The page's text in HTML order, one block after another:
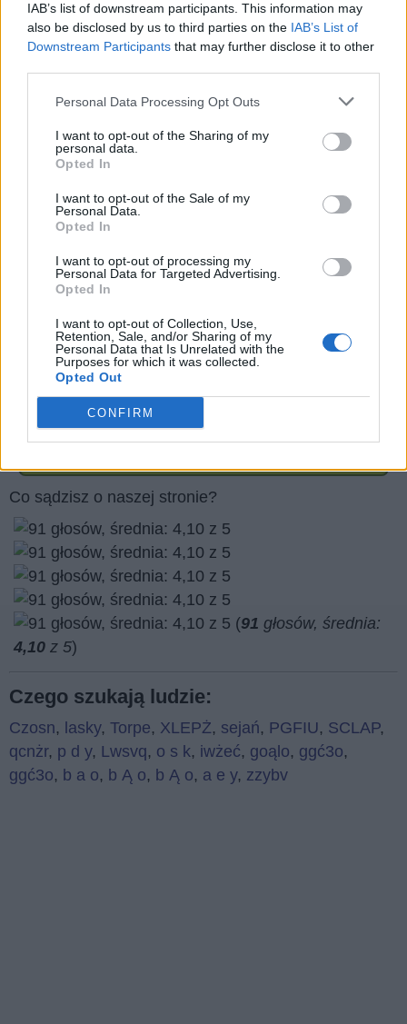
IAB’s list of downstream participants. This information may
also be disclosed by us to third parties on the IAB’s List of
Downstream Participants that may further disclose it to other
Personal Data Processing Opt Outs
I want to opt-out of the Sharing of my
personal data.
Opted In
I want to opt-out of the Sale of my
Personal Data.
Opted In
I want to opt-out of processing my
Personal Data for Targeted Advertising.
Opted In
I want to opt-out of Collection, Use,
Retention, Sale, and/or Sharing of my
Personal Data that Is Unrelated with the
Purposes for which it was collected.
Opted Out
CONFIRM
Prawa autorskie do zdjęć:
adimas/stock.adobe.com
Roman Sigaev/stock.adobe.com
sdecoret/stock.adobe.com
Czy podoba Ci się nasza strona internetowa? podziel
się nim ze znajomymi
Co sądzisz o naszej stronie?
(91 głosów, średnia:
4,10 z 5)
Czego szukają ludzie:
Czosn, lasky, Torpe, XLEPŻ, sejań, PGFIU, SCLAP,
qcnżr, p d y, Lwsvq, o s k, iwżeć, goąlo, ggć3o,
ggć3o, b a o, b Ą o, b Ą o, a e y, zzybv